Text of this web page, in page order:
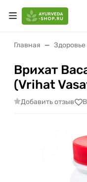
Главная Здоровье
Врихат
(Vrihat
Добавить отзыв